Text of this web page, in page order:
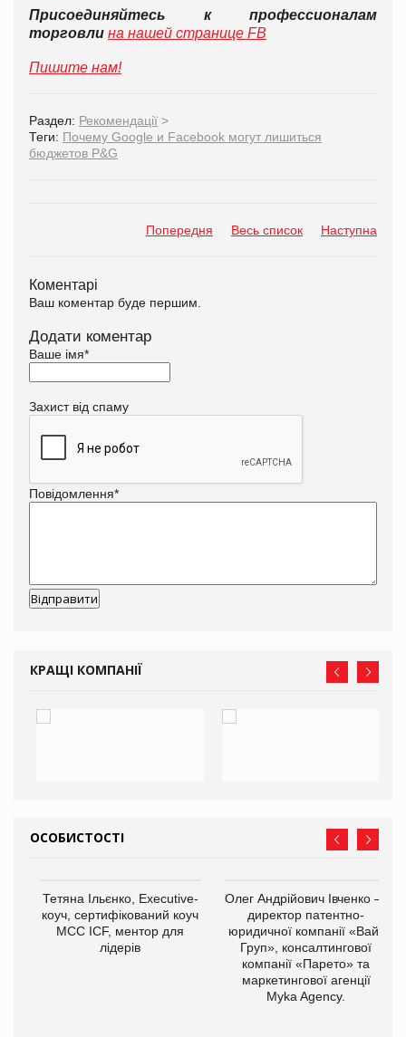
Присоединяйтесь к профессионалам
торговли на нашей странице FB
Пишите нам!
Раздел: Рекомендації >
Теги: Почему Google и Facebook могут лишиться
бюджетов P&G
Попередня Весь список Наступна
Коментарі
Ваш коментар буде першим.
Додати коментар
Ваше імя*
Захист від спаму
Повідомлення*
КРАЩІ КОМПАНІЇ
ОСОБИСТОСТІ
Тетяна Ільєнко, Executive-
коуч, сертифікований коуч
МСС ICF, ментор для
лідерів
Олег Андрійович Івченко —
директор патентно-
юридичної компанії «Вайз
Груп», консалтингової
компанії «Парето» та
маркетингової агенції
Myka Agency.